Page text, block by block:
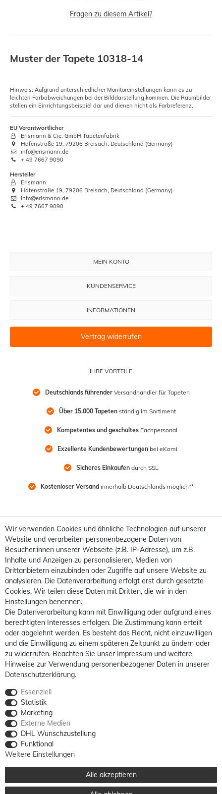
Fragen zu diesem Artikel?
Muster der Tapete 10318-14
Hinweis: Aufgrund unterschiedlicher Monitoreinstellungen kann es zu
leichten Farbabweichungen bei der Bilddarstellung kommen. Die Raumbilder
stellen ein Einrichtungsbeispiel dar und dienen nicht als Farbreferenz.
EU Verantwortlicher
Erismann & Cie. GmbH Tapetenfabrik
Hafenstraße 19, 79206 Breisach, Deutschland (Germany)
info@erismann.de
+ 49 7667 9090
Hersteller
Erismann
Hafenstraße 19, 79206 Breisach, Deutschland (Germany)
info@erismann.de
+ 49 7667 9090
IHRE VORTEILE
Deutschlands führender Versandhändler für Tapeten
Über 15.000 Tapeten ständig im Sortiment
Kompetentes und geschultes Fachpersonal
Exzellente Kundenbewertungen bei eKomi
Sicheres Einkaufen durch SSL
Kostenloser Versand innerhalb Deutschlands möglich**
MEIN KONTO
KUNDENSERVICE
INFORMATIONEN
Vertrag widerrufen
Wir verwenden Cookies und ähnliche Technologien auf unserer
Website und verarbeiten personenbezogene Daten von
Besucher:innen unserer Webseite (z.B. IP-Adresse), um z.B.
Inhalte und Anzeigen zu personalisieren, Medien von
Drittanbietern einzubinden oder Zugriffe auf unsere Website zu
analysieren. Die Datenverarbeitung erfolgt erst durch gesetzte
Cookies. Wir teilen diese Daten mit Dritten, die wir in den
Einstellungen benennen.
Die Datenverarbeitung kann mit Einwilligung oder aufgrund eines
berechtigten Interesses erfolgen. Die Zustimmung kann erteilt
oder abgelehnt werden. Es besteht das Recht, nicht einzuwilligen
und die Einwilligung zu einem späteren Zeitpunkt zu ändern oder
zu widerrufen. Beachten Sie unser Impressum und weitere
Hinweise zur Verwendung personenbezogener Daten in unserer
Daten­schutz­erklärung.
Essenziell
Statistik
Marketing
Externe Medien
DHL Wunschzustellung
Funktional
Weitere Einstellungen
Alle akzeptieren